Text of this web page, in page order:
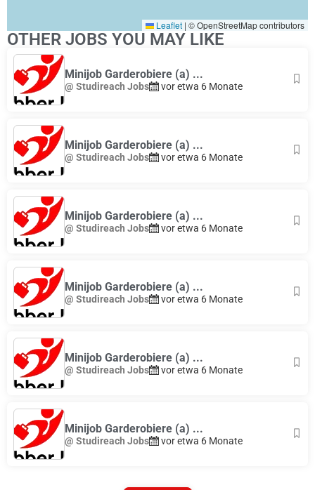
Leaflet | © OpenStreetMap contributors
OTHER JOBS YOU MAY LIKE
Minijob Garderobiere (a) ...
@ Studireach Jobs vor etwa 6 Monate
Minijob Garderobiere (a) ...
@ Studireach Jobs vor etwa 6 Monate
Minijob Garderobiere (a) ...
@ Studireach Jobs vor etwa 6 Monate
Minijob Garderobiere (a) ...
@ Studireach Jobs vor etwa 6 Monate
Minijob Garderobiere (a) ...
@ Studireach Jobs vor etwa 6 Monate
Minijob Garderobiere (a) ...
@ Studireach Jobs vor etwa 6 Monate